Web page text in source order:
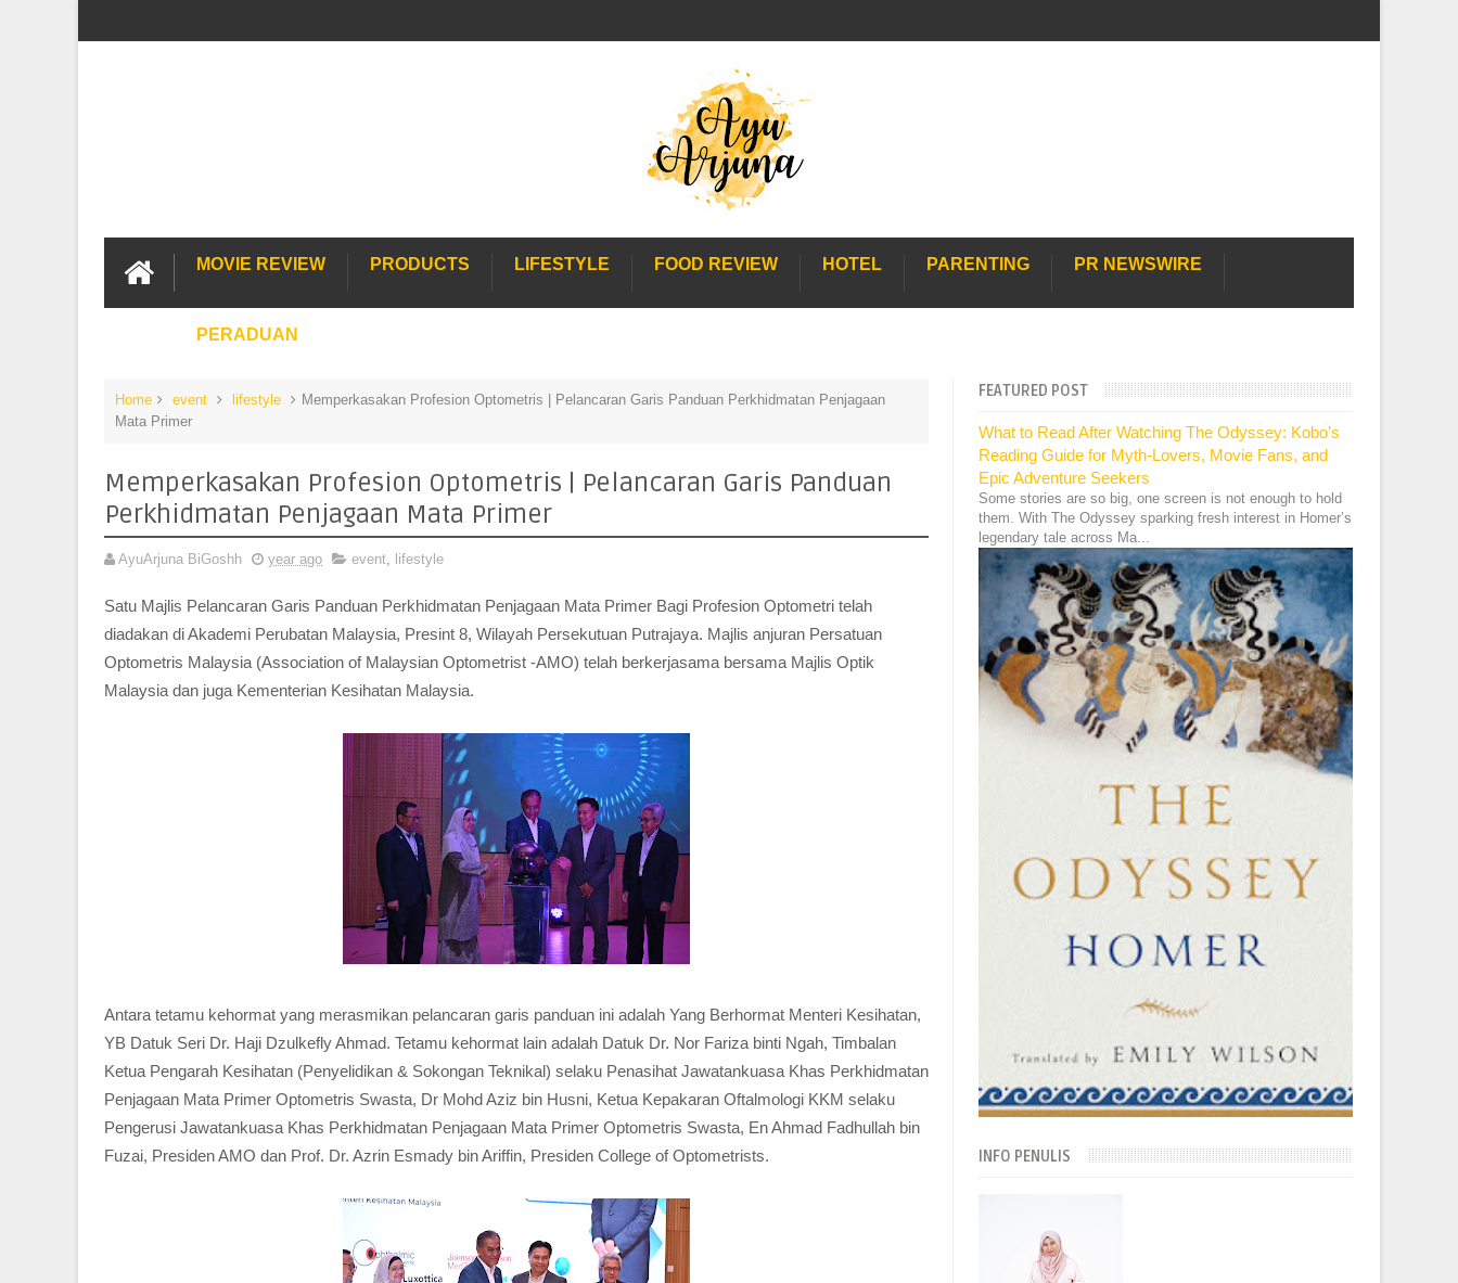
MOVIE REVIEW PRODUCTS LIFESTYLE FOOD REVIEW HOTEL PARENTING PR NEWSWIRE
PERADUAN
Home event lifestyle
Memperkasakan Profesion Optometris | Pelancaran Garis Panduan Perkhidmatan Penjagaan
Mata Primer
Memperkasakan Profesion Optometris | Pelancaran Garis Panduan
Perkhidmatan Penjagaan Mata Primer
AyuArjuna BiGoshh year ago event, lifestyle
Satu Majlis Pelancaran Garis Panduan Perkhidmatan Penjagaan Mata Primer Bagi Profesion Optometri telah
diadakan di Akademi Perubatan Malaysia, Presint 8, Wilayah Persekutuan Putrajaya. Majlis anjuran Persatuan
Optometris Malaysia (Association of Malaysian Optometrist -AMO) telah berkerjasama bersama Majlis Optik
Malaysia dan juga Kementerian Kesihatan Malaysia.
Antara tetamu kehormat yang merasmikan pelancaran garis panduan ini adalah Yang Berhormat Menteri Kesihatan,
YB Datuk Seri Dr. Haji Dzulkefly Ahmad. Tetamu kehormat lain adalah Datuk Dr. Nor Fariza binti Ngah, Timbalan
Ketua Pengarah Kesihatan (Penyelidikan & Sokongan Teknikal) selaku Penasihat Jawatankuasa Khas Perkhidmatan
Penjagaan Mata Primer Optometris Swasta, Dr Mohd Aziz bin Husni, Ketua Kepakaran Oftalmologi KKM selaku
Pengerusi Jawatankuasa Khas Perkhidmatan Penjagaan Mata Primer Optometris Swasta, En Ahmad Fadhullah bin
Fuzai, Presiden AMO dan Prof. Dr. Azrin Esmady bin Ariffin, Presiden College of Optometrists.
FEATURED POST
What to Read After Watching The Odyssey: Kobo’s
Reading Guide for Myth-Lovers, Movie Fans, and
Epic Adventure Seekers
Some stories are so big, one screen is not enough to hold
them. With The Odyssey sparking fresh interest in Homer’s
legendary tale across Ma...
INFO PENULIS